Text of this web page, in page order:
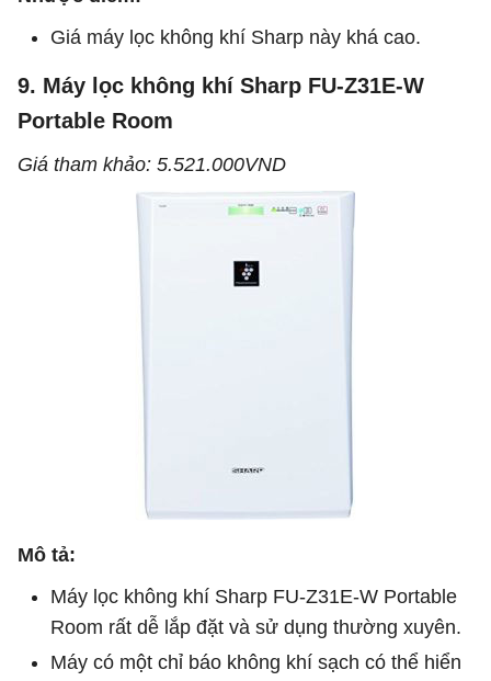
Giá máy lọc không khí Sharp này khá cao.
9. Máy lọc không khí Sharp FU-Z31E-W
Portable Room
Giá tham khảo: 5.521.000VND
Mô tả:
Máy lọc không khí Sharp FU-Z31E-W Portable
Room rất dễ lắp đặt và sử dụng thường xuyên.
Máy có một chỉ báo không khí sạch có thể hiển